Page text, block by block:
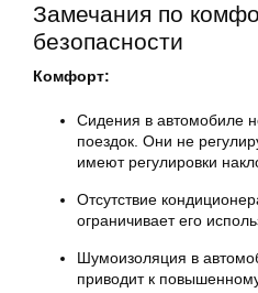
Замечания по
безопасности
Комфорт:
Сидения в автомобиле
поездок. Они не
имеют регулировки
Отсутствие
ограничивает его
Шумоизоляция в
приводит к